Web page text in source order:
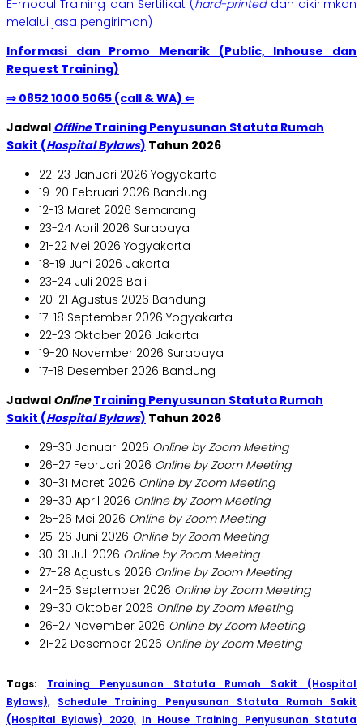
E-modul Training dan Sertifikat (hard-printeddan dikirimkan
melalui jasa pengiriman)
Informasi dan Promo Menarik (Public, Inhouse dan
Request Training)
⇒ 0852 1000 5065 (call & WA) ⇐
Jadwal OfflineTraining Penyusunan Statuta Rumah
Sakit (Hospital Bylaws) Tahun 2026
22-23 Januari 2026 Yogyakarta
19-20 Februari 2026 Bandung
12-13 Maret 2026 Semarang
23-24 April 2026 Surabaya
21-22 Mei 2026 Yogyakarta
18-19 Juni 2026 Jakarta
23-24 Juli 2026 Bali
20-21 Agustus 2026 Bandung
17-18 September 2026 Yogyakarta
22-23 Oktober 2026 Jakarta
19-20 November 2026 Surabaya
17-18 Desember 2026 Bandung
Jadwal OnlineTraining Penyusunan Statuta Rumah
Sakit (Hospital Bylaws) Tahun 2026
29-30 Januari 2026 Online by Zoom Meeting
26-27 Februari 2026 Online by Zoom Meeting
30-31 Maret 2026 Online by Zoom Meeting
29-30 April 2026 Online by Zoom Meeting
25-26 Mei 2026 Online by Zoom Meeting
25-26 Juni 2026 Online by Zoom Meeting
30-31 Juli 2026 Online by Zoom Meeting
27-28 Agustus 2026 Online by Zoom Meeting
24-25 September 2026 Online by Zoom Meeting
29-30 Oktober 2026 Online by Zoom Meeting
26-27 November 2026 Online by Zoom Meeting
21-22 Desember 2026 Online by Zoom Meeting
Tags: Training Penyusunan Statuta Rumah Sakit (Hospital
Bylaws), Schedule Training Penyusunan Statuta Rumah Sakit
(Hospital Bylaws) 2020, In House Training Penyusunan Statuta